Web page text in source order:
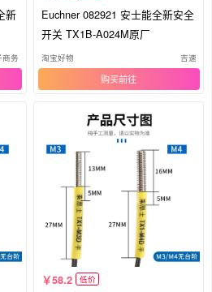
新
商务
Euchner 082921 安士能全新安全
开关 TX1B-A024M原厂
淘宝好物 吉速
购买
58.2 低价